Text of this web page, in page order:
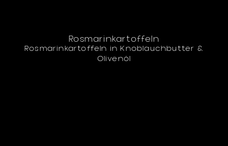
Rosmarinkartoffeln
Rosmarinkartoffeln in Knoblauchbutter &
Olivenöl